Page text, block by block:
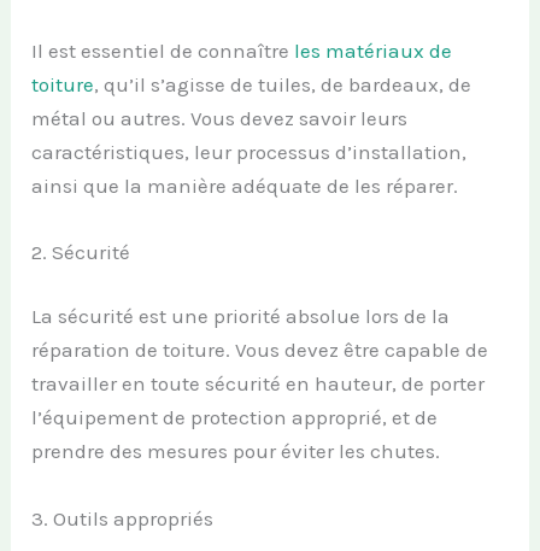
Il est essentiel de connaître les matériaux de
toiture, qu’il s’agisse de tuiles, de bardeaux, de
métal ou autres. Vous devez savoir leurs
caractéristiques, leur processus d’installation,
ainsi que la manière adéquate de les réparer.
2. Sécurité
La sécurité est une priorité absolue lors de la
réparation de toiture. Vous devez être capable de
travailler en toute sécurité en hauteur, de porter
l’équipement de protection approprié, et de
prendre des mesures pour éviter les chutes.
3. Outils appropriés